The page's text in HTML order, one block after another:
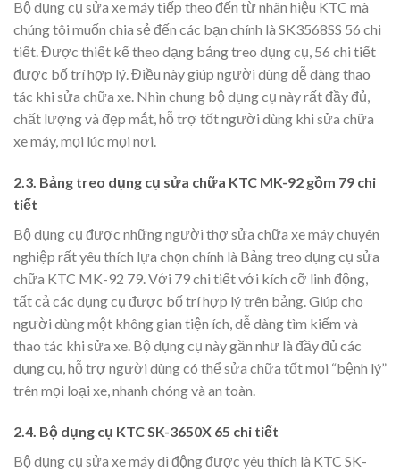
Bộ dụng cụ sửa xe máy tiếp theo đến từ nhãn hiệu KTC mà
chúng tôi muốn chia sẻ đến các bạn chính là SK3568SS 56 chi
tiết. Được thiết kế theo dạng bảng treo dụng cụ, 56 chi tiết
được bố trí hợp lý. Điều này giúp người dùng dễ dàng thao
tác khi sửa chữa xe. Nhìn chung bộ dụng cụ này rất đầy đủ,
chất lượng và đẹp mắt, hỗ trợ tốt người dùng khi sửa chữa
xe máy, mọi lúc mọi nơi.
2.3. Bảng treo dụng cụ sửa chữa KTC MK-92 gồm 79 chi
tiết
Bộ dụng cụ được những người thợ sửa chữa xe máy chuyên
nghiệp rất yêu thích lựa chọn chính là Bảng treo dụng cụ sửa
chữa KTC MK-92 79. Với 79 chi tiết với kích cỡ linh động,
tất cả các dụng cụ được bố trí hợp lý trên bảng. Giúp cho
người dùng một không gian tiện ích, dễ dàng tìm kiếm và
thao tác khi sửa xe. Bộ dụng cụ này gần như là đầy đủ các
dụng cụ, hỗ trợ người dùng có thể sửa chữa tốt mọi “bệnh lý”
trên mọi loại xe, nhanh chóng và an toàn.
2.4. Bộ dụng cụ KTC SK-3650X 65 chi tiết
Bộ dụng cụ sửa xe máy di động được yêu thích là KTC SK-